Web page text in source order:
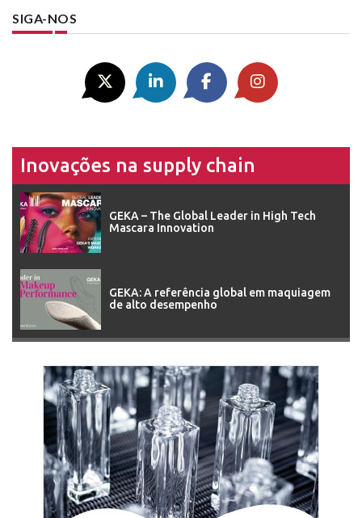
SIGA-NOS
Inovações na supply chain
GEKA – The Global Leader in High Tech
Mascara Innovation
GEKA: A referência global em maquiagem
de alto desempenho